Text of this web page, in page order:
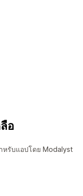
อ
หรับแอปโดย Modalyst